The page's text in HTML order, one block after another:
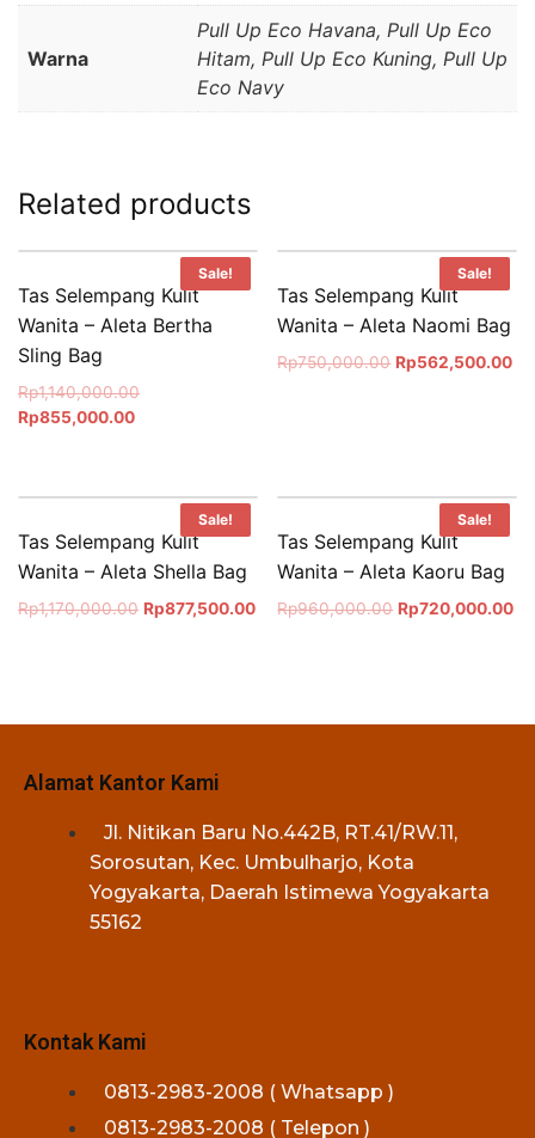
Warna
Pull Up Eco Havana, Pull Up Eco
Hitam, Pull Up Eco Kuning, Pull Up
Eco Navy
Related products
Sale!
Tas Selempang Kulit
Wanita – Aleta Bertha
Sling Bag
Rp1,140,000.00
Rp855,000.00
Sale!
Tas Selempang Kulit
Wanita – Aleta Naomi Bag
Rp750,000.00 Rp562,500.00
Sale!
Tas Selempang Kulit
Wanita – Aleta Shella Bag
Rp1,170,000.00 Rp877,500.00
Sale!
Tas Selempang Kulit
Wanita – Aleta Kaoru Bag
Rp960,000.00 Rp720,000.00
Alamat Kantor Kami
Jl. Nitikan Baru No.442B, RT.41/RW.11,
Sorosutan, Kec. Umbulharjo, Kota
Yogyakarta, Daerah Istimewa Yogyakarta
55162
Kontak Kami
0813-2983-2008 ( Whatsapp )
0813-2983-2008 ( Telepon )